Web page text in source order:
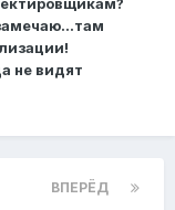
не видят
ВПЕРЁД